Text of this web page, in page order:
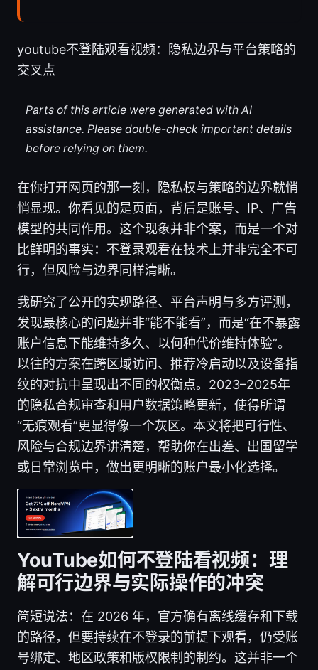
youtube不登陆观看视频：隐私边界与平台策略的
交叉点
Parts of this article were generated with AI
assistance. Please double-check important details
before relying on them.
在你打开网页的那一刻，隐私权与策略的边界就悄
悄显现。你看见的是页面，背后是账号、IP、广告
模型的共同作用。这个现象并非个案，而是一个对
比鲜明的事实：不登录观看在技术上并非完全不可
行，但风险与边界同样清晰。
我研究了公开的实现路径、平台声明与多方评测，
发现最核心的问题并非“能不能看”，而是“在不暴露
账户信息下能维持多久、以何种代价维持体验”。
以往的方案在跨区域访问、推荐冷启动以及设备指
纹的对抗中呈现出不同的权衡点。2023–2025年
的隐私合规审查和用户数据策略更新，使得所谓
“无痕观看”更显得像一个灰区。本文将把可行性、
风险与合规边界讲清楚，帮助你在出差、出国留学
或日常浏览中，做出更明晰的账户最小化选择。
YouTube如何不登陆看视频：理
解可行边界与实际操作的冲突
简短说法：在 2026 年，官方确有离线缓存和下载
的路径，但要持续在不登录的前提下观看，仍受账
号绑定、地区政策和版权限制的制约。这并非一个